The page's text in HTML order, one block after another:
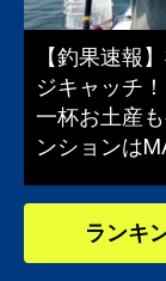
【釣果速報
ジキャッチ
一杯お土産
ンションは
ランキ